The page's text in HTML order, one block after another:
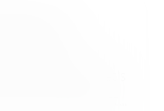
Expert
Now NutriNet's
impact...